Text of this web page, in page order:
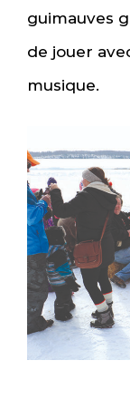
guimauves
de jouer
musique.